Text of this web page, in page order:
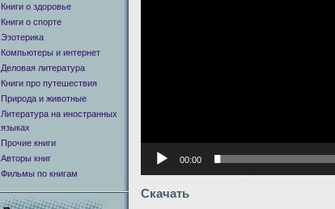
00:00
Скачать
Книги о здоровье
Книги о спорте
Эзотерика
Компьютеры и интернет
Деловая литература
Книги про путешествия
Природа и животные
Литература на иностранных
языках
Прочие книги
Авторы книг
Фильмы по книгам